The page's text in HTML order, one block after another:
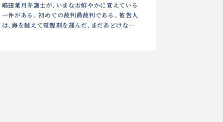
嶋田葉月弁護士が、いまなお鮮やかに覚えている
一件がある。初めての裁判員裁判である。被告人
は、海を越えて覚醒剤を運んだ、まだあどけなさ